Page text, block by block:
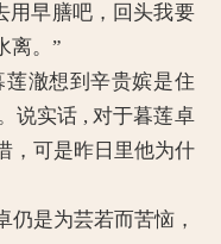
用早膳吧，回头我要
离。”
澈想到辛贵嫔是住
说实话 , 对于暮莲卓
，可是昨日里他为什
是为芸若而苦恼，